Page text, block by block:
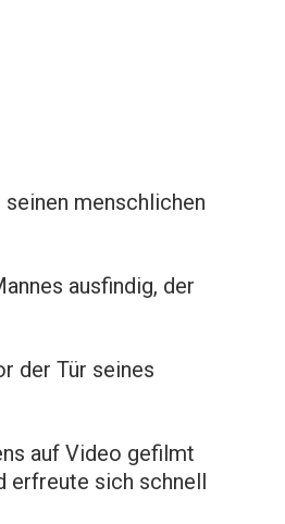
menschlichen
ausfindig, der
der Tür seines
auf Video gefilmt
erfreute sich schnell